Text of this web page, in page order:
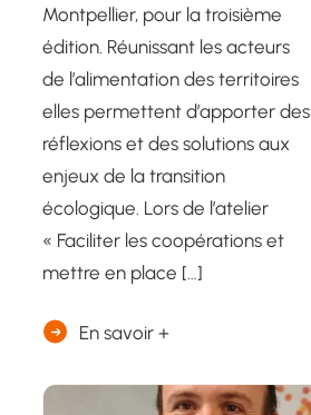
Montpellier, pour la troisième
édition. Réunissant les acteurs
de l’alimentation des territoires
elles permettent d’apporter des
réflexions et des solutions aux
enjeux de la transition
écologique. Lors de l’atelier
« Faciliter les coopérations et
mettre en place […]
En savoir +